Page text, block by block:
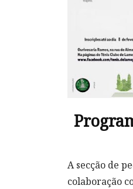
A secção de
colaboração